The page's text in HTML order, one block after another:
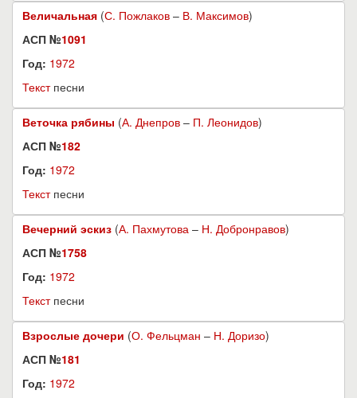
Величальная (С. Пожлаков – В. Максимов)
АСП №1091
Год: 1972
Текстпесни
Веточка рябины (А. Днепров – П. Леонидов)
АСП №182
Год: 1972
Текстпесни
Вечерний эскиз (А. Пахмутова – Н. Добронравов)
АСП №1758
Год: 1972
Текстпесни
Взрослые дочери (О. Фельцман – Н. Доризо)
АСП №181
Год: 1972